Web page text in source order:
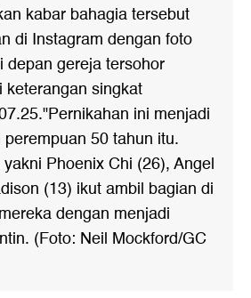
kabar bahagia tersebut
di Instagram dengan foto
depan gereja tersohor
singkat
ini menjadi
50 tahun itu.
Phoenix Chi (26), Angel
(13) ikut ambil bagian di
dengan menjadi
(Foto: Neil Mockford/GC